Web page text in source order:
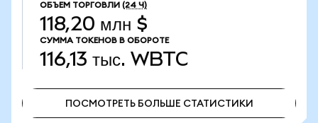
ОБЪЕМ ТОРГОВЛИ (24 Ч)
118,20 млн $
СУММА ТОКЕНОВ В ОБОРОТЕ
116,13 тыс. WBTC
ПОСМОТРЕТЬ БОЛЬШЕ СТАТИСТИКИ